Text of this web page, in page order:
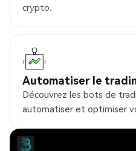
crypto.
Automatiser le
Découvrez les bots de
automatiser et optimiser